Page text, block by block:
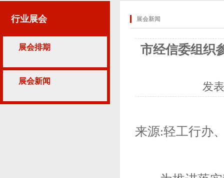
行业展会
展会排期
展会新闻
展会新闻
市经信委组织
发
来源:轻工行办